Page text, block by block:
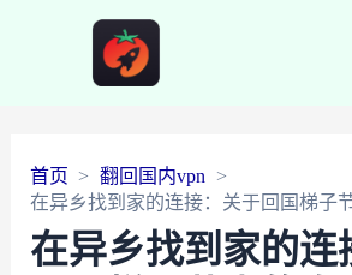
首页
翻回国内vpn
在异乡找到家的连接：关于回国梯子
在异乡找到家的连